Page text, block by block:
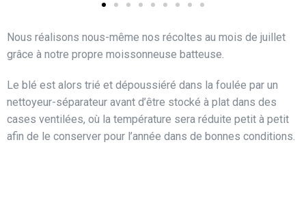
Nous réalisons nous-même nos récoltes au mois de juillet
grâce à notre propre moissonneuse batteuse.
Le blé est alors trié et dépoussiéré dans la foulée par un
nettoyeur-séparateur avant d’être stocké à plat dans des
cases ventilées, où la température sera réduite petit à petit
afin de le conserver pour l’année dans de bonnes conditions.